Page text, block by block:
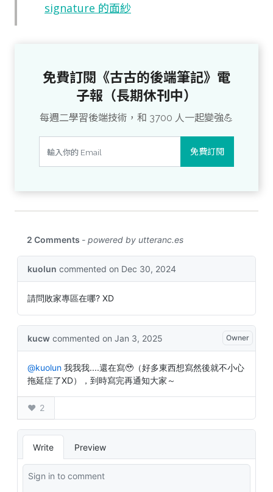
signature 的面紗
免費訂閱《古古的後端筆記》電
子報（長期休刊中）
每週二學習後端技術，和 3700 人一起變強💪
免費訂閱